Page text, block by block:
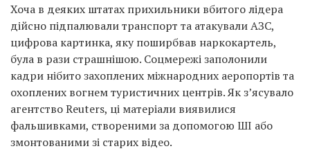
Хоча в деяких штатах прихильники вбитого лідера
дійсно підпалювали транспорт та атакували АЗС,
цифрова картинка, яку поширбвав наркокартель,
була в рази страшнішою. Соцмережі заполонили
кадри нібито захоплених міжнародних аеропортів та
охоплених вогнем туристичних центрів. Як з’ясувало
агентство Reuters, ці матеріали виявилися
фальшивками, створеними за допомогою ШІ або
змонтованими зі старих відео.